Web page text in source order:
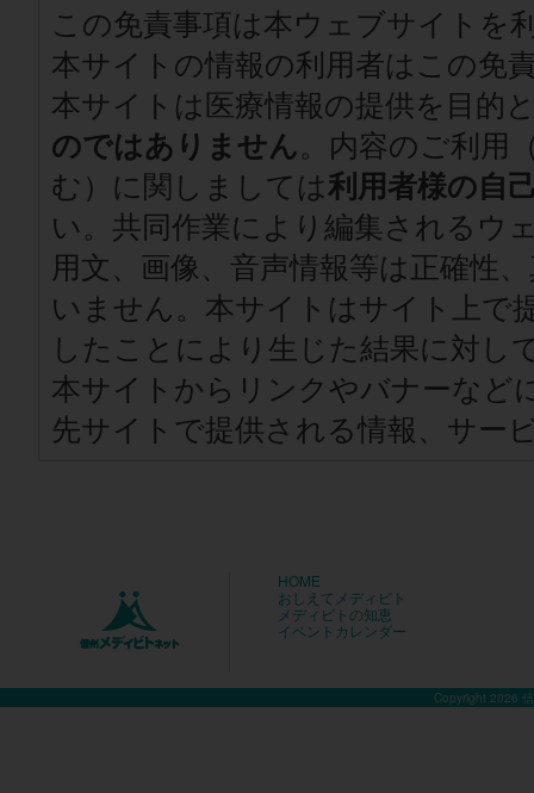
この免責事項は本ウェブサイトを
本サイトの情報の利用者はこの免
本サイトは医療情報の提供を目的
のではありません。内容のご利用
む）に関しましては利用者様の自
い。共同作業により編集されるウ
用文、画像、音声情報等は正確性
いません。本サイトはサイト上で
したことにより生じた結果に対し
本サイトからリンクやバナーなど
先サイトで提供される情報、サー
HOME
おしえてメディビト
メディビトの知恵
イベントカレンダー
Copyright 2026